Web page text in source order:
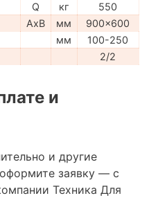
Q кг
550
AxB мм
900x600
мм
100-250
2/2
и
и другие
заявку — с
Техника Для